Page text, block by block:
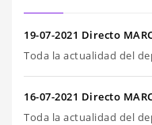
19-07-2021 Directo
Toda la actualidad del
16-07-2021 Directo
Toda la actualidad del